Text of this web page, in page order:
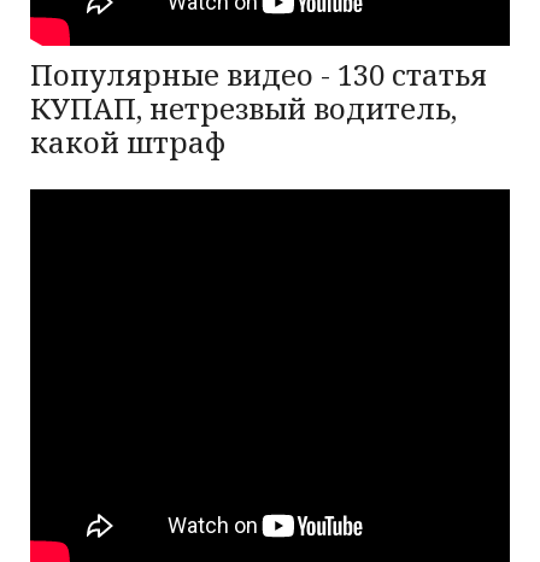
Популярные видео - 130 статья
КУПАП, нетрезвый водитель,
какой штраф